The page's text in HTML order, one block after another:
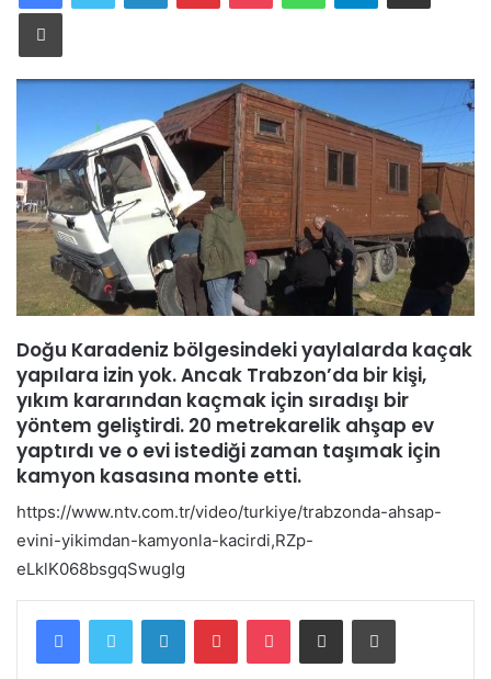
Yazdır
Doğu Karadeniz bölgesindeki yaylalarda kaçak
yapılara izin yok. Ancak Trabzon’da bir kişi,
yıkım kararından kaçmak için sıradışı bir
yöntem geliştirdi. 20 metrekarelik ahşap ev
yaptırdı ve o evi istediği zaman taşımak için
kamyon kasasına monte etti.
https://www.ntv.com.tr/video/turkiye/trabzonda-ahsap-
evini-yikimdan-kamyonla-kacirdi,RZp-
eLklK068bsgqSwugIg
FacebookTwitter LinkedIn PinterestPocket E-Posta ile paylaş